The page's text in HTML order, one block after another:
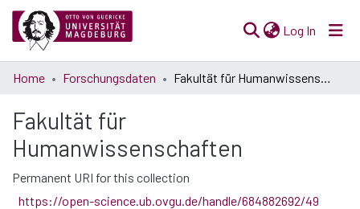
Log In (current)
Communities
All of Open Science
Statistics
Home Forschungsdaten Fakultät für Humanwissenschaften
Fakultät für
Humanwissenschaften
Permanent URI for this collection
https://open-science.ub.ovgu.de/handle/684882692/49